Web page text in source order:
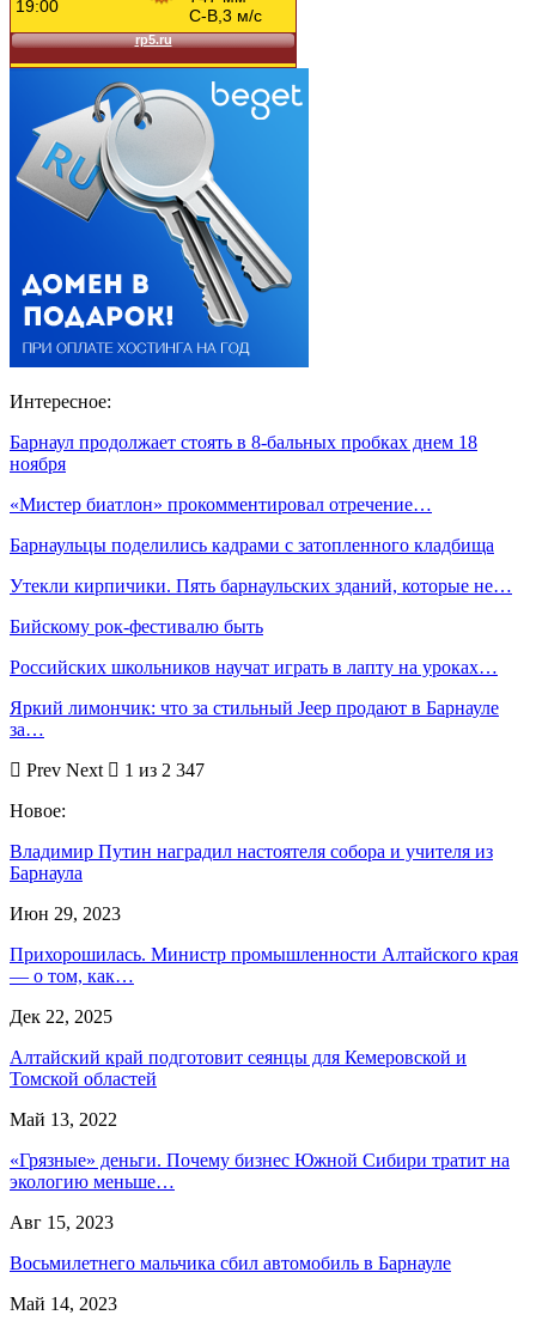
Интересное:
Барнаул продолжает стоять в 8-бальных пробках днем 18
ноября
«Мистер биатлон» прокомментировал отречение…
Барнаульцы поделились кадрами с затопленного кладбища
Утекли кирпичики. Пять барнаульских зданий, которые не…
Бийскому рок-фестивалю быть
Российских школьников научат играть в лапту на уроках…
Яркий лимончик: что за стильный Jeep продают в Барнауле
за…
Prev Next
1 из 2 347
Новое:
Владимир Путин наградил настоятеля собора и учителя из
Барнаула
Июн 29, 2023
Прихорошилась. Министр промышленности Алтайского края
— о том, как…
Дек 22, 2025
Алтайский край подготовит сеянцы для Кемеровской и
Томской областей
Май 13, 2022
«Грязные» деньги. Почему бизнес Южной Сибири тратит на
экологию меньше…
Авг 15, 2023
Восьмилетнего мальчика сбил автомобиль в Барнауле
Май 14, 2023